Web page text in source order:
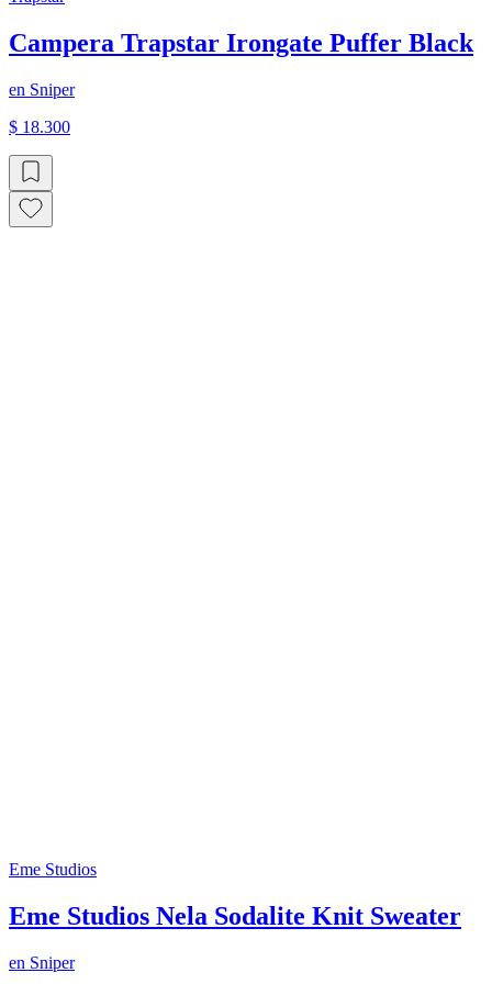
Campera Trapstar Irongate Puffer Black
en Sniper
$ 18.300
Eme Studios
Eme Studios Nela Sodalite Knit Sweater
en Sniper